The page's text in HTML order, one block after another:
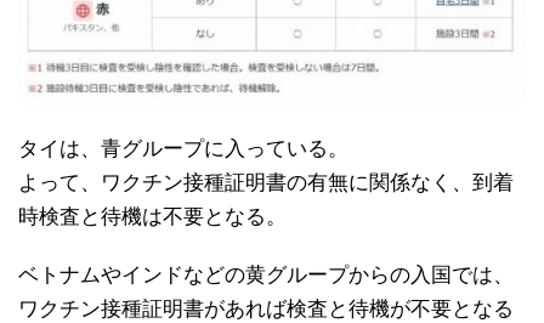
タイは、青グループに入っている。
よって、ワクチン接種証明書の有無に関係なく、到着
時検査と待機は不要となる。
ベトナムやインドなどの黄グループからの入国では、
ワクチン接種証明書があれば検査と待機が不要となる